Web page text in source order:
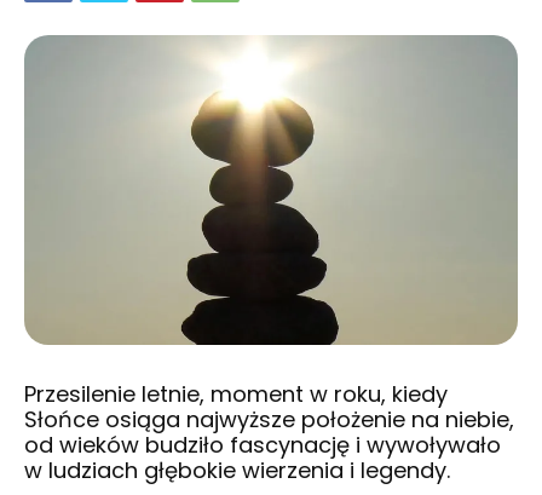
Przesilenie letnie, moment w roku, kiedy
Słońce osiąga najwyższe położenie na niebie,
od wieków budziło fascynację i wywoływało
w ludziach głębokie wierzenia i legendy.